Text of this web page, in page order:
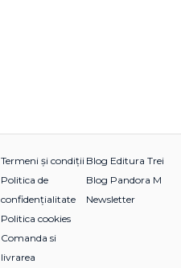
Termeni și condiții
Politica de
confidențialitate
Politica cookies
Comanda si
livrarea
Blog Editura Trei
Blog Pandora M
Newsletter